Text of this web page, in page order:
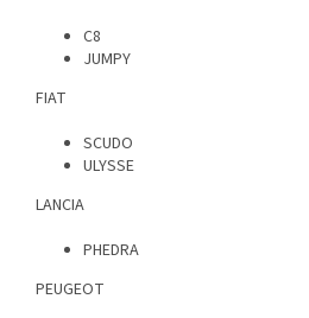
C8
JUMPY
FIAT
SCUDO
ULYSSE
LANCIA
PHEDRA
PEUGEOT